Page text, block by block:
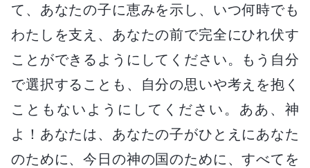
て、あなたの子に恵みを示し、いつ何時でも
わたしを支え、あなたの前で完全にひれ伏す
ことができるようにしてください。もう自分
で選択することも、自分の思いや考えを抱く
こともないようにしてください。ああ、神
よ！あなたは、あなたの子がひとえにあなた
のために、今日の神の国のために、すべてを